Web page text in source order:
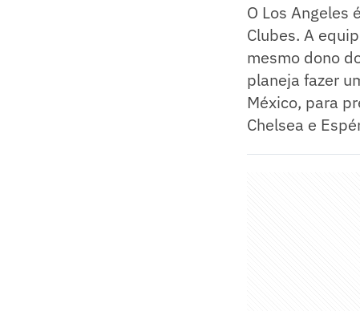
O Los Angeles
Clubes. A
mesmo dono
planeja fazer
México, para
Chelsea e